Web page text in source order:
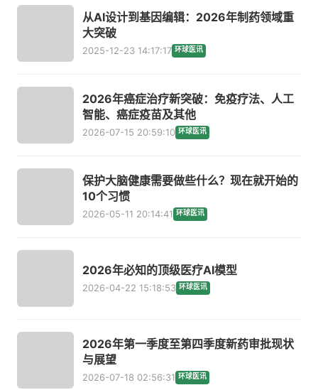
从AI设计到基因编辑：2026年制药领域重
大突破
2025-12-23 14:17:17 环球医讯
2026年癌症治疗新突破：免疫疗法、人工
智能、癌症疫苗及其他
2026-07-15 20:59:10 环球医讯
保护大脑健康需要做些什么？现在就开始的
10个习惯
2026-05-11 20:14:41 环球医讯
2026年必知的顶级医疗AI模型
2026-04-22 15:18:53 环球医讯
2026年第一季度至第四季度新药审批现状
与展望
2026-07-18 02:56:31 环球医讯